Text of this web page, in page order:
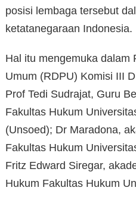
posisi lembaga tersebut
ketatanegaraan Indonesia.
Hal itu mengemuka dalam
Umum (RDPU) Komisi III
Prof Tedi Sudrajat, Guru
Fakultas Hukum
(Unsoed); Dr Maradona,
Fakultas Hukum
Fritz Edward Siregar,
Hukum Fakultas Hukum